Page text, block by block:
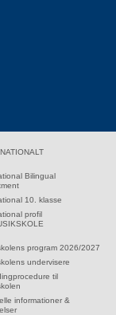
Bilingual
10. klasse
profil
program 2026/2027
undervisere
til
informationer &